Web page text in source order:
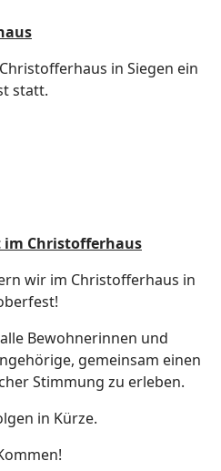
in Siegen ein
statt.
im Christofferhaus
wir im Christofferhaus in
Bewohnerinnen und
gemeinsam einen
Stimmung zu erleben.
in Kürze.